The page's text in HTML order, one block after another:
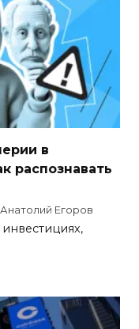
в
распознавать
Анатолий Егоров